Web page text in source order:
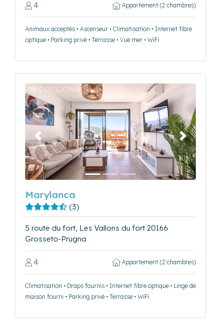
4 Appartement (2 chambres)
Animaux acceptés • Ascenseur • Climatisation • Internet fibre
optique • Parking privé • Terrasse • Vue mer • WiFi
Précédent Suivant
Marylanca
(3)
5 route du fort, Les Vallons du fort 20166
Grosseto-Prugna
4 Appartement (2 chambres)
Climatisation • Draps fournis • Internet fibre optique • Linge de
maison fourni • Parking privé • Terrasse • WiFi